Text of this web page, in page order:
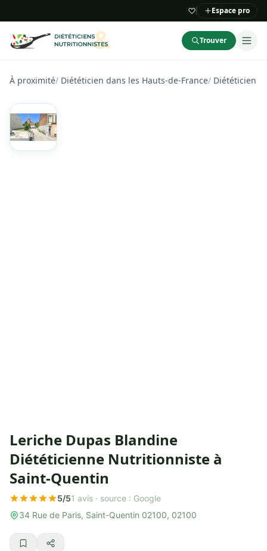
Espace pro
Trouver
À proximité/ Diététicien dans les Hauts-de-France/ Diététicien
Leriche Dupas Blandine
Diététicienne Nutritionniste à
Saint-Quentin
5/51 avis · source : Google
34 Rue de Paris, Saint-Quentin 02100, 02100